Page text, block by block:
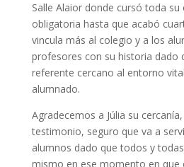
Salle Alaior donde cursó toda su
obligatoria hasta que acabó
vincula más al colegio y a los
profesores con su historia dado
referente cercano al entorno
alumnado.
Agradecemos a Júlia su
testimonio, seguro que va a
alumnos dado que todos y
mismo en ese momento en que